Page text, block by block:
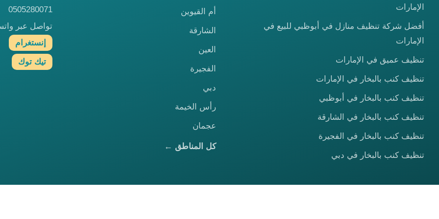
الإمارات
أفضل شركة تنظيف منازل في أبوظبي للبيع في
الإمارات
تنظيف عميق في الإمارات
تنظيف كنب بالبخار في الإمارات
تنظيف كنب بالبخار في أبوظبي
تنظيف كنب بالبخار في الشارقة
تنظيف كنب بالبخار في الفجيرة
تنظيف كنب بالبخار في دبي
أم القيوين
الشارقة
العين
الفجيرة
دبي
رأس الخيمة
عجمان
كل المناطق ←
0505280071
تواصل عبر
إنستغرام
تيك توك